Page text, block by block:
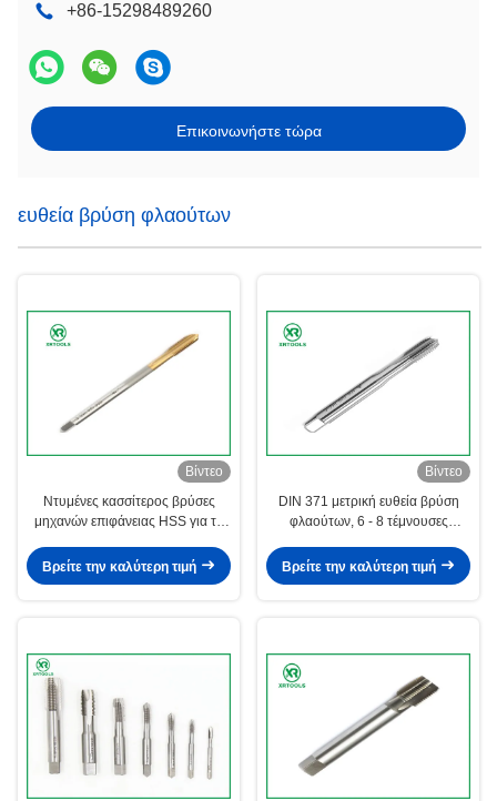
+86-15298489260
Επικοινωνήστε τώρα
ευθεία βρύση φλαούτων
Βίντεο
Ντυμένες κασσίτερος βρύσες
μηχανών επιφάνειας HSS για το
μετάλλων υλικό
Βρείτε την καλύτερη τιμή
Βίντεο
DIN 371 μετρική ευθεία βρύση
φλαούτων, 6 - 8 τέμνουσες
Βρείτε την καλύτερη τιμή